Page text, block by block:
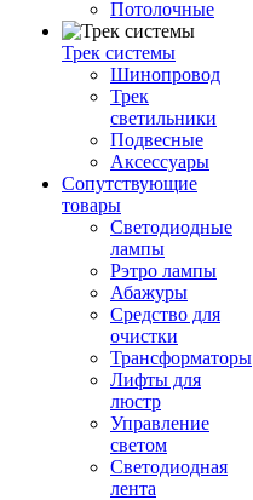
Потолочные
Трек системы
Шинопровод
Трек
светильники
Подвесные
Аксессуары
Сопутствующие
товары
Светодиодные
лампы
Рэтро лампы
Абажуры
Средство для
очистки
Трансформаторы
Лифты для
люстр
Управление
светом
Светодиодная
лента